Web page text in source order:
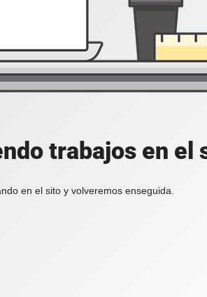
trabajos en el
en el sito y volveremos enseguida.